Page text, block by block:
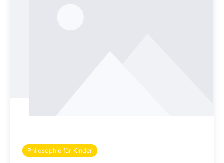
Philosophie für Kinder